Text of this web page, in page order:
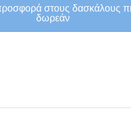
στους δασκάλους
δωρεάν